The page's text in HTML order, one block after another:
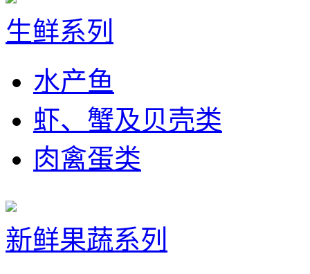
生鲜系列
水产鱼
虾、蟹及贝壳类
肉禽蛋类
新鲜果蔬系列